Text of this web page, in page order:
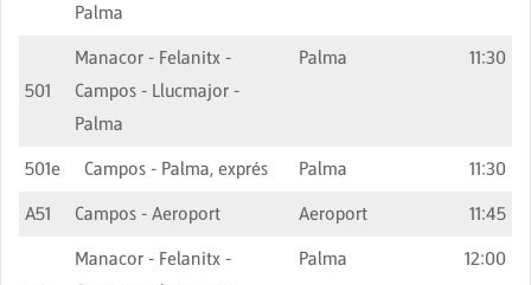
Palma
501
Manacor - Felanitx -
Campos - Llucmajor -
Palma
Palma 11:30
501e Campos - Palma, exprés Palma
11:30
A51
Campos - Aeroport Aeroport 11:45
Manacor - Felanitx -
Palma 12:00